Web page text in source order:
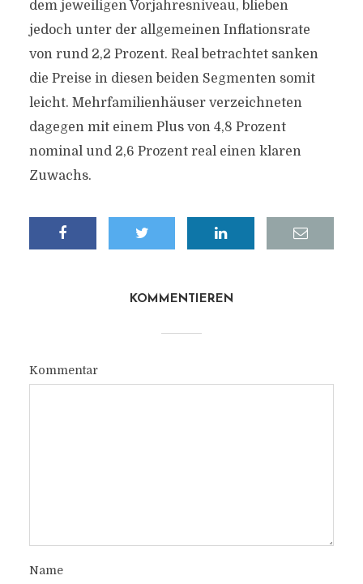
dem jeweiligen Vorjahresniveau, blieben
jedoch unter der allgemeinen Inflationsrate
von rund 2,2 Prozent. Real betrachtet sanken
die Preise in diesen beiden Segmenten somit
leicht. Mehrfamilienhäuser verzeichneten
dagegen mit einem Plus von 4,8 Prozent
nominal und 2,6 Prozent real einen klaren
Zuwachs.
KOMMENTIEREN
Kommentar
Name